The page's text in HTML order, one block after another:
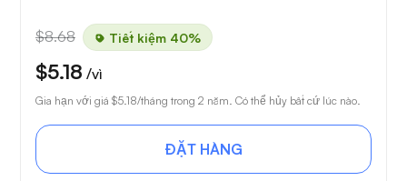
$8.68 Tiết kiệm 40%
$5.18 /vì
Gia hạn với giá $5.18/tháng trong 2 năm. Có thể hủy bất cứ lúc nào.
ĐẶT HÀNG